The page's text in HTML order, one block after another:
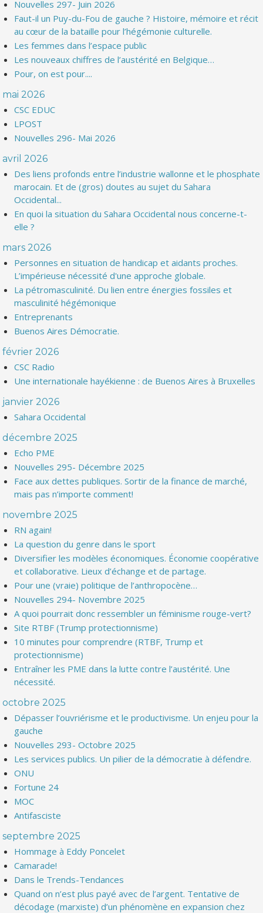
Nouvelles 297- Juin 2026
Faut-il un Puy-du-Fou de gauche ? Histoire, mémoire et récit
au cœur de la bataille pour l’hégémonie culturelle.
Les femmes dans l’espace public
Les nouveaux chiffres de l’austérité en Belgique…
Pour, on est pour....
mai 2026
CSC EDUC
LPOST
Nouvelles 296- Mai 2026
avril 2026
Des liens profonds entre l’industrie wallonne et le phosphate
marocain. Et de (gros) doutes au sujet du Sahara
Occidental...
En quoi la situation du Sahara Occidental nous concerne-t-
elle ?
mars 2026
Personnes en situation de handicap et aidants proches.
L’impérieuse nécessité d'une approche globale.
La pétromasculinité. Du lien entre énergies fossiles et
masculinité hégémonique
Entreprenants
Buenos Aires Démocratie.
février 2026
CSC Radio
Une internationale hayékienne : de Buenos Aires à Bruxelles
janvier 2026
Sahara Occidental
décembre 2025
Echo PME
Nouvelles 295- Décembre 2025
Face aux dettes publiques. Sortir de la finance de marché,
mais pas n’importe comment!
novembre 2025
RN again!
La question du genre dans le sport
Diversifier les modèles économiques. Économie coopérative
et collaborative. Lieux d’échange et de partage.
Pour une (vraie) politique de l’anthropocène…
Nouvelles 294- Novembre 2025
A quoi pourrait donc ressembler un féminisme rouge-vert?
Site RTBF (Trump protectionnisme)
10 minutes pour comprendre (RTBF, Trump et
protectionnisme)
Entraîner les PME dans la lutte contre l’austérité. Une
nécessité.
octobre 2025
Dépasser l’ouvriérisme et le productivisme. Un enjeu pour la
gauche
Nouvelles 293- Octobre 2025
Les services publics. Un pilier de la démocratie à défendre.
ONU
Fortune 24
MOC
Antifasciste
septembre 2025
Hommage à Eddy Poncelet
Camarade!
Dans le Trends-Tendances
Quand on n’est plus payé avec de l’argent. Tentative de
décodage (marxiste) d’un phénomène en expansion chez